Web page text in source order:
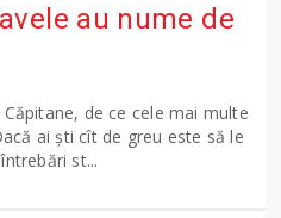
au nume de
de ce cele mai multe
ai şti cît de greu este să le
st...